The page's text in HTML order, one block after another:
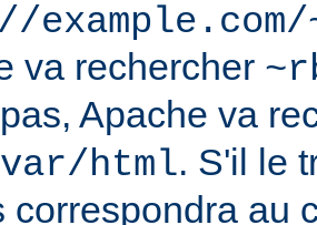
va rechercher
Apache va
html. S'il le
correspondra au